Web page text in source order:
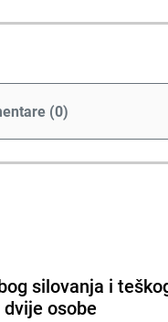
(0)
silovanja i
osobe